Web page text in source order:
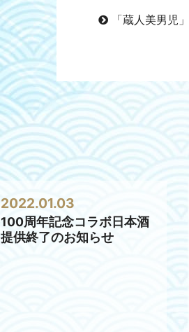
「蔵人美男児
2022.01.03
100周年記念コラボ日本酒
提供終了のお知らせ